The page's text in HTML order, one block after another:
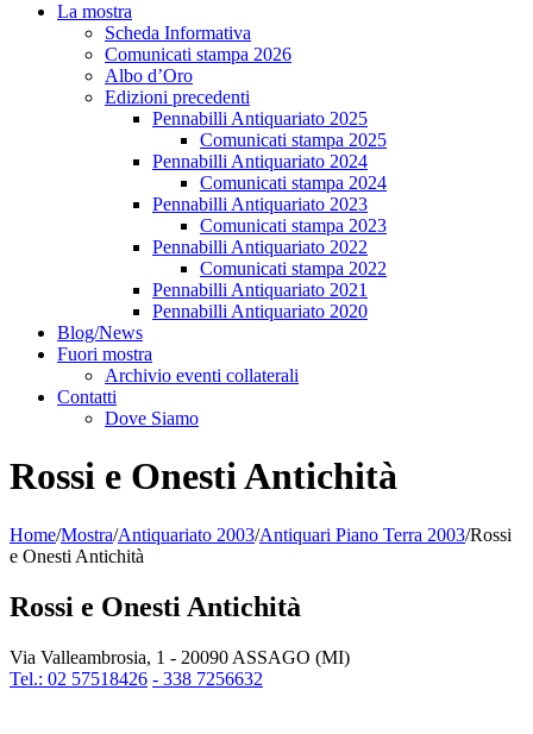
La mostra
Scheda Informativa
Comunicati stampa 2026
Albo d’Oro
Edizioni precedenti
Pennabilli Antiquariato 2025
Comunicati stampa 2025
Pennabilli Antiquariato 2024
Comunicati stampa 2024
Pennabilli Antiquariato 2023
Comunicati stampa 2023
Pennabilli Antiquariato 2022
Comunicati stampa 2022
Pennabilli Antiquariato 2021
Pennabilli Antiquariato 2020
Blog/News
Fuori mostra
Archivio eventi collaterali
Contatti
Dove Siamo
Rossi e Onesti Antichità
Home/Mostra/Antiquariato 2003/Antiquari Piano Terra 2003/Rossi
e Onesti Antichità
Rossi e Onesti Antichità
Via Valleambrosia, 1 - 20090 ASSAGO (MI)
Tel.: 02 57518426 - 338 7256632